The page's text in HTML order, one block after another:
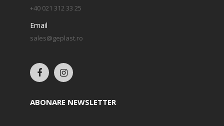
+40 021 312 33 25
Email
sales@geplast.ro
ABONARE NEWSLETTER